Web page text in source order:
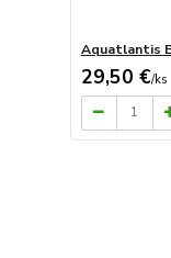
Aquatlantis
29,50 €/ks